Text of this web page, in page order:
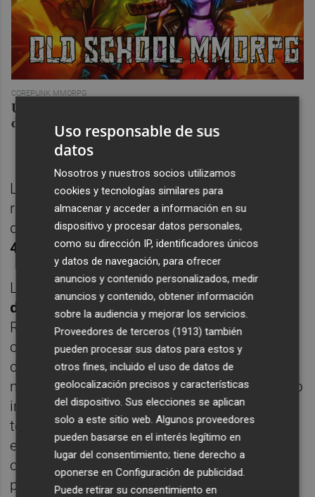
COREPUNK MMORPG
Un verdadero MMORPG de la vieja escuela ¡Cómo los
de antes, pero mejor!
Las entradas para esta representación,
recomendada a partir de 8 años y con una
duración de50 minutos, tienen un precio de
4 euros.
La programación continuará el domingo
de mayo, a las19.00 horas, con "La
Ratonera", adaptación deIgnasi Vidal
célebre texto inspirado en "Tres ratones
ciegos", deAgatha Christie. La producción
mantiene la esencia del "thriller" clásico, pero
introduce en esta versión la intensidad del
teatro, con un espíritu transgresor inspirado
en las nuevas narrativas que llegan desde el
cine, la literatura y las más recientes
producciones teatrales.
Uso responsable de sus
datos
Nosotros y nuestros socios utilizamos
cookies y tecnologías similares para
almacenar y acceder a información en su
dispositivo y procesar datos personales,
como su dirección IP, identificadores únicos
y datos de navegación, para ofrecer
anuncios y contenido personalizados, medir
anuncios y contenido, obtener información
sobre la audiencia y mejorar los servicios.
Proveedores de terceros (1913) también
pueden procesar sus datos para estos y
otros fines, incluido el uso de datos de
geolocalización precisos y características
del dispositivo. Sus elecciones se aplican
solo a este sitio web. Algunos proveedores
pueden basarse en el interés legítimo en
lugar del consentimiento; tiene derecho a
oponerse enConfiguración de publicidad
Puede retirar su consentimiento en